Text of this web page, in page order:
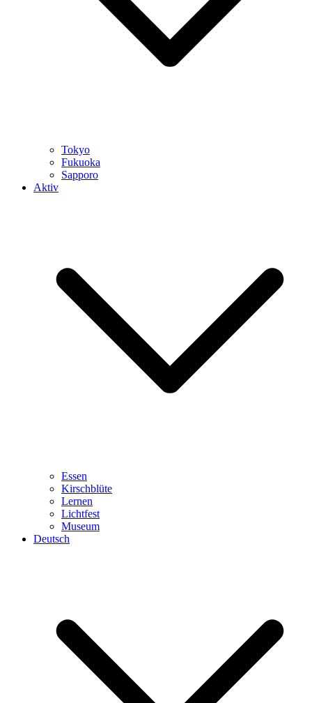
Tokyo
Fukuoka
Sapporo
Aktiv
Essen
Kirschblüte
Lernen
Lichtfest
Museum
Deutsch